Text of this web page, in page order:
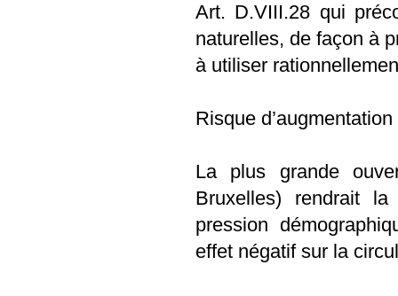
Art. D.VIII.28 qui
naturelles, de façon à
à utiliser
Risque
La plus grande
Bruxelles) rendrait
pression
effet négatif sur la